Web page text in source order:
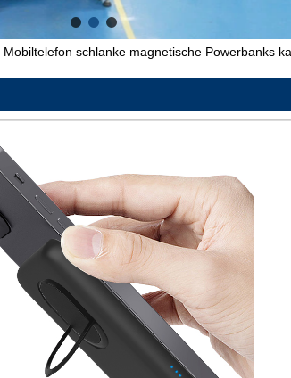
schlanke magnetische Powerbanks